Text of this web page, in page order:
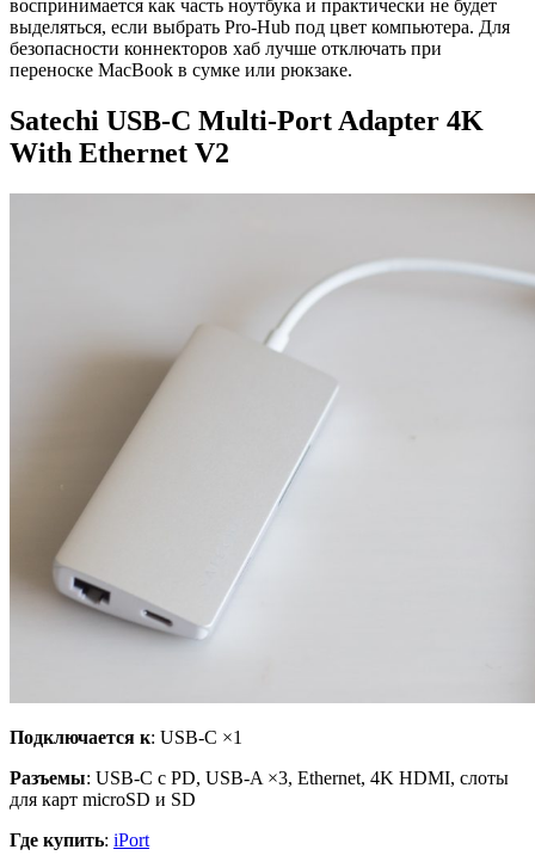
воспринимается как часть ноутбука и практически не будет
выделяться, если выбрать Pro-Hub под цвет компьютера. Для
безопасности коннекторов хаб лучше отключать при
переноске MacBook в сумке или рюкзаке.
Satechi USB-C Multi-Port Adapter 4K
With Ethernet V2
Подключается к: USB-C ×1
Разъемы: USB-C с PD, USB-A ×3, Ethernet, 4K HDMI, слоты
для карт microSD и SD
Где купить: iPort